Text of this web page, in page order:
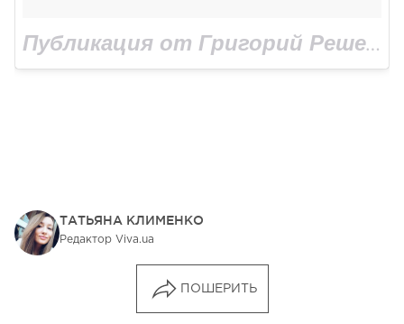
Публикация от Григорий Решетник (@grisha_reshetnik)
ТАТЬЯНА КЛИМЕНКО
Редактор Viva.ua
ПОШЕРИТЬ